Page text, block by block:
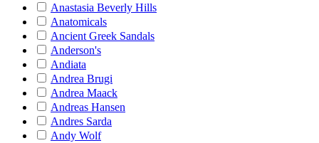
Anastasia Beverly Hills
Anatomicals
Ancient Greek Sandals
Anderson's
Andiata
Andrea Brugi
Andrea Maack
Andreas Hansen
Andres Sarda
Andy Wolf